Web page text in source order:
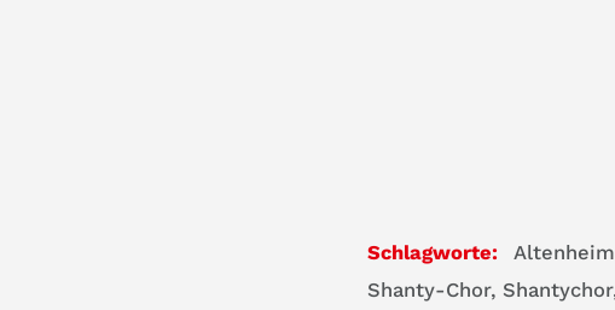
Schlagworte: Altenheim
Shanty-Chor, Shantychor